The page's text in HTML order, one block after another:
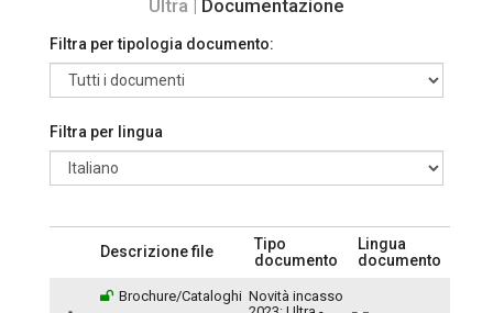
Ultra | Documentazione
Filtra per tipologia documento:
Filtra per lingua
Descrizione file
Tipo
documento
Lingua
documento
Brochure/Cataloghi Novità incasso